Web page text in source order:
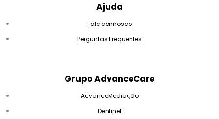
Ajuda
Fale connosco
Perguntas Frequentes
Grupo AdvanceCare
AdvanceMediação
Dentinet